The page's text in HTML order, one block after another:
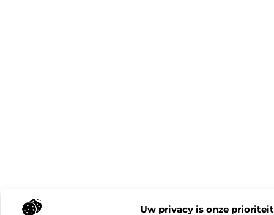
Uw privacy is onze prioriteit